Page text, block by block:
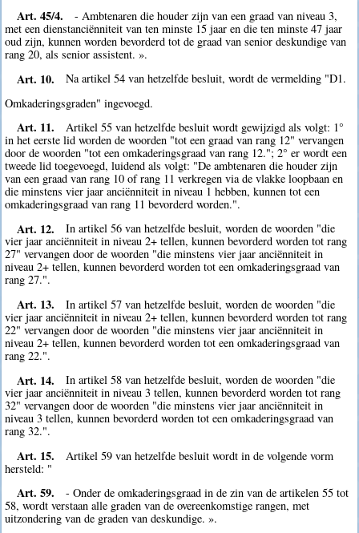
Art. 45/4.
- Ambtenaren die houder zijn van een graad van niveau 3,
met een dienstanciënniteit van ten minste 15 jaar en die ten minste 47 jaar
oud zijn, kunnen worden bevorderd tot de graad van senior deskundige van
rang 20, als senior assistent. ».
Art. 10.
Na artikel 54 van hetzelfde besluit, wordt de vermelding "D1.
Omkaderingsgraden" ingevoegd.
Art. 11.
Artikel 55 van hetzelfde besluit wordt gewijzigd als volgt: 1°
in het eerste lid worden de woorden "tot een graad van rang 12" vervangen
door de woorden "tot een omkaderingsgraad van rang 12."; 2° er wordt een
tweede lid toegevoegd, luidend als volgt: "De ambtenaren die houder zijn
van een graad van rang 10 of rang 11 verkregen via de vlakke loopbaan en
die minstens vier jaar anciënniteit in niveau 1 hebben, kunnen tot een
omkaderingsgraad van rang 11 bevorderd worden.".
Art. 12.
In artikel 56 van hetzelfde besluit, worden de woorden "die
vier jaar anciënniteit in niveau 2+ tellen, kunnen bevorderd worden tot rang
27" vervangen door de woorden "die minstens vier jaar anciënniteit in
niveau 2+ tellen, kunnen bevorderd worden tot een omkaderingsgraad van
rang 27.".
Art. 13.
In artikel 57 van hetzelfde besluit, worden de woorden "die
vier jaar anciënniteit in niveau 2+ tellen, kunnen bevorderd worden tot rang
22" vervangen door de woorden "die minstens vier jaar anciënniteit in
niveau 2+ tellen, kunnen bevorderd worden tot een omkaderingsgraad van
rang 22.".
Art. 14.
In artikel 58 van hetzelfde besluit, worden de woorden "die
vier jaar anciënniteit in niveau 3 tellen, kunnen bevorderd worden tot rang
32" vervangen door de woorden "die minstens vier jaar anciënniteit in
niveau 3 tellen, kunnen bevorderd worden tot een omkaderingsgraad van
rang 32.".
Art. 15.
Artikel 59 van hetzelfde besluit wordt in de volgende vorm
hersteld: "
Art. 59.
- Onder de omkaderingsgraad in de zin van de artikelen 55 tot
58, wordt verstaan alle graden van de overeenkomstige rangen, met
uitzondering van de graden van deskundige. ».